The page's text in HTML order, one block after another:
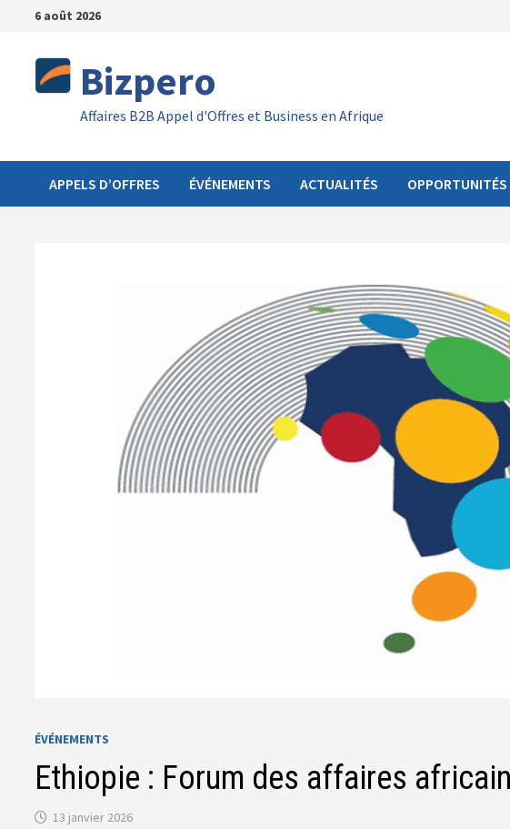
Passer
contenu
6 août 2026
Bizpero
Affaires B2B Appel d'Offres et Business en Afrique
APPELS D’OFFRES ÉVÉNEMENTS ACTUALITÉS OPPORTUNITÉS
ÉVÉNEMENTS
Ethiopie : Forum des affaires
13 janvier 2026